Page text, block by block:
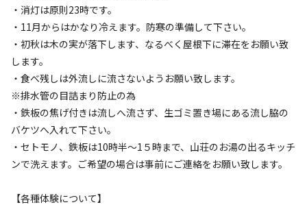
・消灯は原則23時です。
・11月からはかなり冷えます。防寒の準備して下さい。
・初秋は木の実が落下します、なるべく屋根下に滞在をお願い致
します。
・食べ残しは外流しに流さないようお願い致します。
※排水管の目詰まり防止の為
・鉄板の焦げ付きは流しへ流さず、生ゴミ置き場にある流し脇の
バケツへ入れて下さい。
・セトモノ、鉄板は10時半～1５時まで、山荘のお湯の出るキッチ
ンで洗えます。ご希望の場合は事前にご連絡をお願い致します。
【各種体験について】
宿泊 フリーサイト
テント泊ひとり2000円プラン
源 入れ